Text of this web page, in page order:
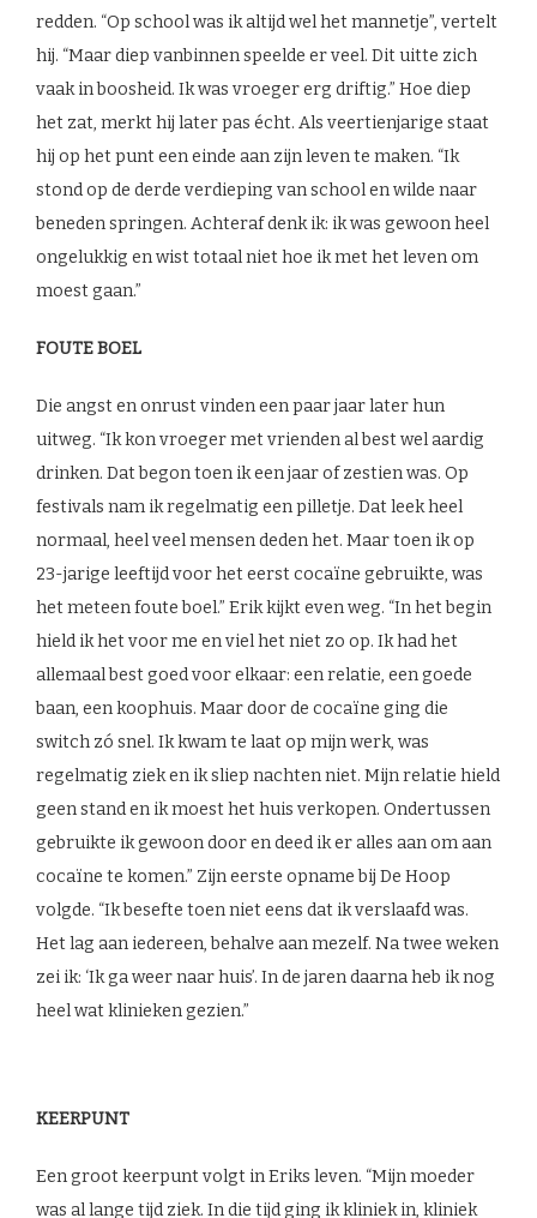
redden. “Op school was ik altijd wel het mannetje”, vertelt
hij. “Maar diep vanbinnen speelde er veel. Dit uitte zich
vaak in boosheid. Ik was vroeger erg driftig.” Hoe diep
het zat, merkt hij later pas écht. Als veertienjarige staat
hij op het punt een einde aan zijn leven te maken. “Ik
stond op de derde verdieping van school en wilde naar
beneden springen. Achteraf denk ik: ik was gewoon heel
ongelukkig en wist totaal niet hoe ik met het leven om
moest gaan.”
FOUTE BOEL
Die angst en onrust vinden een paar jaar later hun
uitweg. “Ik kon vroeger met vrienden al best wel aardig
drinken. Dat begon toen ik een jaar of zestien was. Op
festivals nam ik regelmatig een pilletje. Dat leek heel
normaal, heel veel mensen deden het. Maar toen ik op
23-jarige leeftijd voor het eerst cocaïne gebruikte, was
het meteen foute boel.” Erik kijkt even weg. “In het begin
hield ik het voor me en viel het niet zo op. Ik had het
allemaal best goed voor elkaar: een relatie, een goede
baan, een koophuis. Maar door de cocaïne ging die
switch zó snel. Ik kwam te laat op mijn werk, was
regelmatig ziek en ik sliep nachten niet. Mijn relatie hield
geen stand en ik moest het huis verkopen. Ondertussen
gebruikte ik gewoon door en deed ik er alles aan om aan
cocaïne te komen.” Zijn eerste opname bij De Hoop
volgde. “Ik besefte toen niet eens dat ik verslaafd was.
Het lag aan iedereen, behalve aan mezelf. Na twee weken
zei ik: ‘Ik ga weer naar huis’. In de jaren daarna heb ik nog
heel wat klinieken gezien.”
KEERPUNT
Een groot keerpunt volgt in Eriks leven. “Mijn moeder
was al lange tijd ziek. In die tijd ging ik kliniek in, kliniek